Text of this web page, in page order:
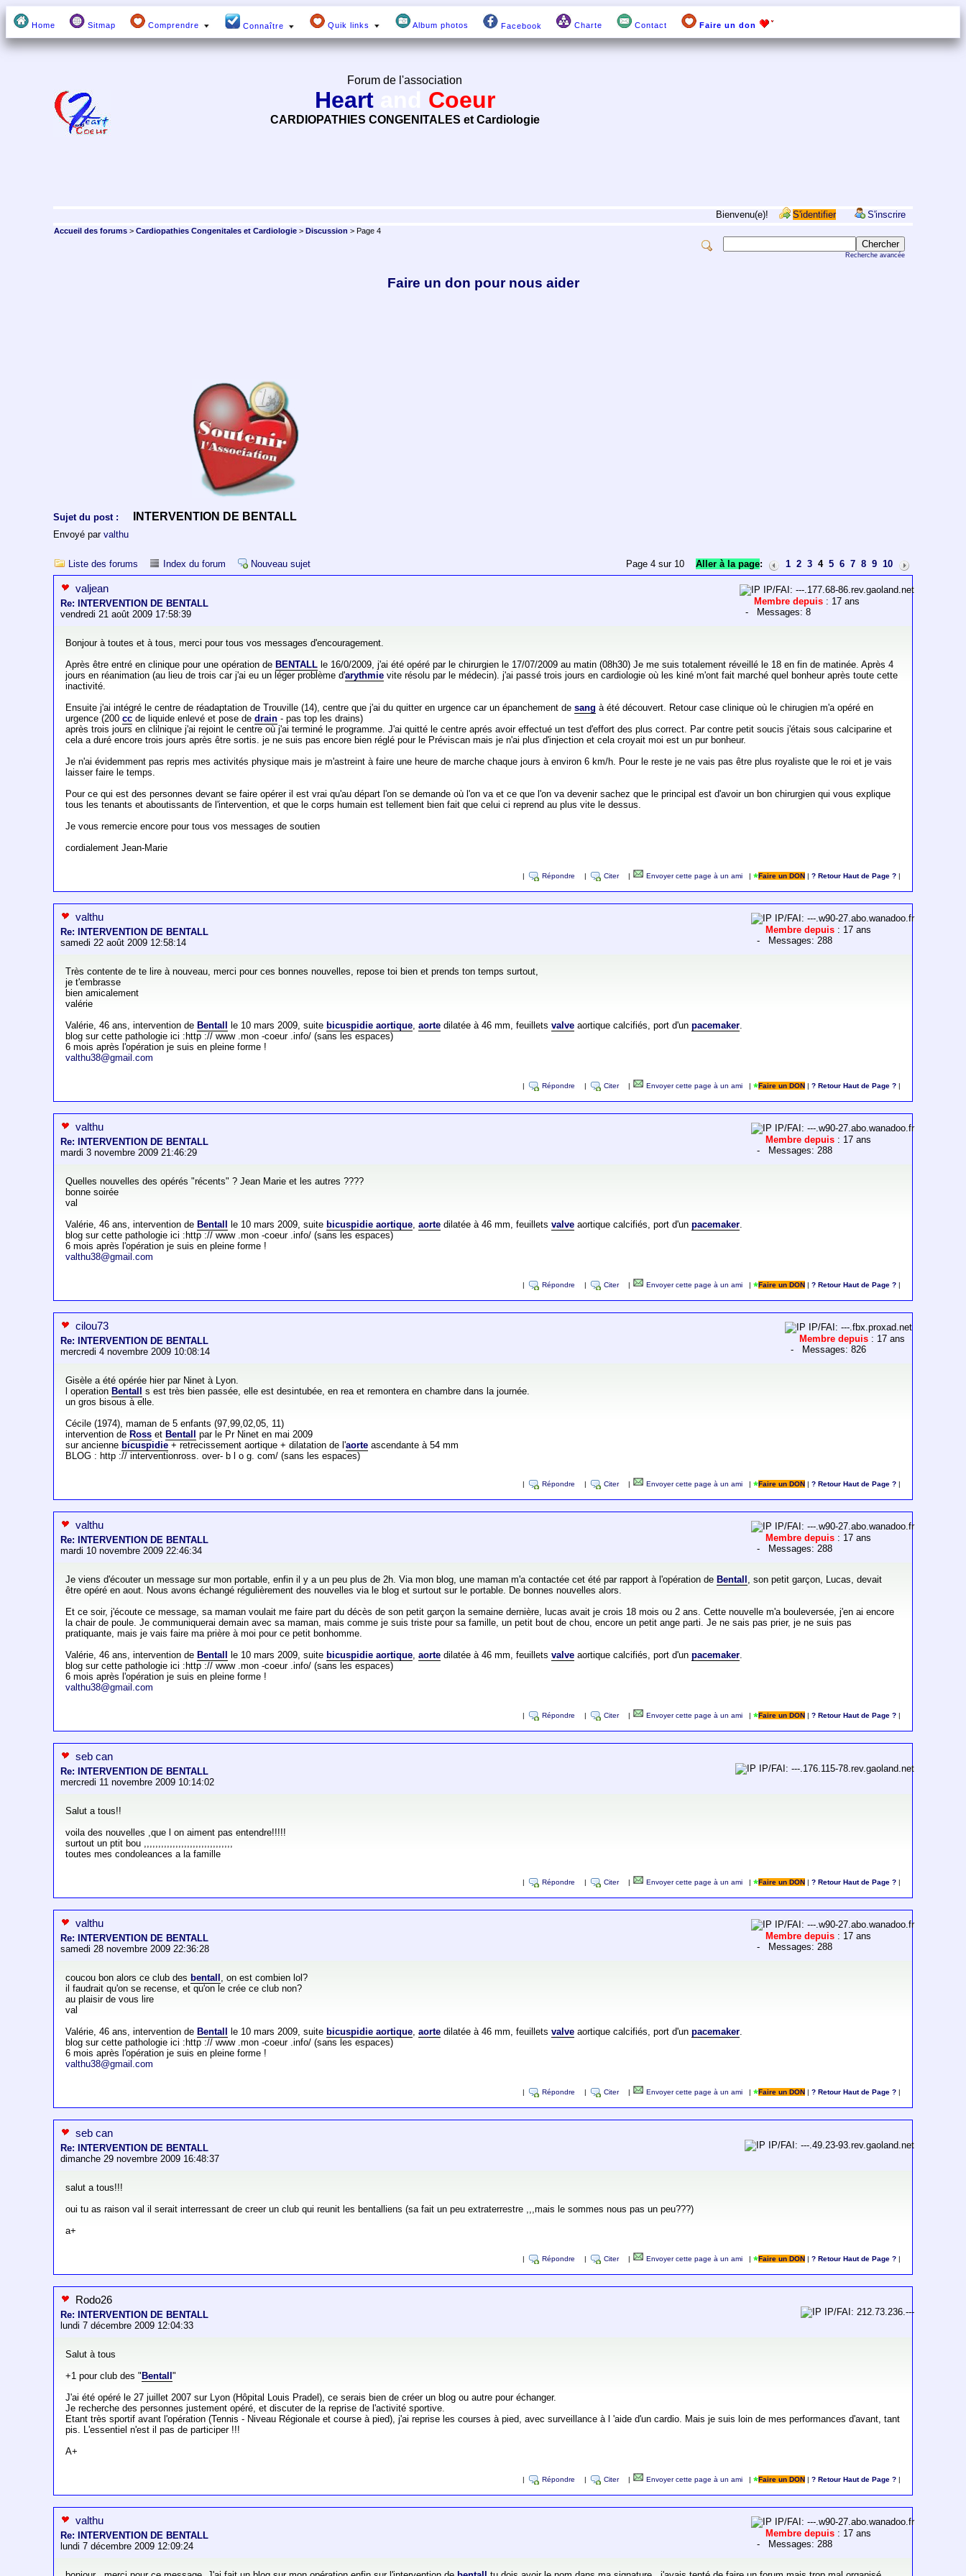
Home Sitmap Comprendre Connaître Quik links Album photos Facebook Charte Contact Faire un don
Forum de l'association
Heart Coeur
CARDIOPATHIES CONGENITALES et Cardiologie
Bienvenu(e)! S'identifier S'inscrire
Accueil des forums >Cardiopathies Congenitales et Cardiologie >Discussion > Page 4
Recherche avancée
Faire un don pour nous aider
Sujet du post : INTERVENTION DE BENTALL
Envoyé parvalthu
Liste des forums Index du forum Nouveau sujet Page 4 sur 10 Aller à la page: 1 2 3 4 5 6 7 8 9 10
valjean
Re: INTERVENTION DE BENTALL
vendredi 21 août 2009 17:58:39
IP/FAI: ---.177.68-86.rev.gaoland.net
Membre depuis : 17 ans
- Messages: 8
Bonjour à toutes et à tous, merci pour tous vos messages d'encouragement.
Après être entré en clinique pour une opération de BENTALL le 16/0/2009, j'ai été opéré par le chirurgien le 17/07/2009 au matin (08h30) Je me suis totalement réveillé le 18 en fin de matinée. Après 4
jours en réanimation (au lieu de trois car j'ai eu un léger problème d'arythmie vite résolu par le médecin). j'ai passé trois jours en cardiologie où les kiné m'ont fait marché quel bonheur après toute cette
inactivité.
Ensuite j'ai intégré le centre de réadaptation de Trouville (14), centre que j'ai du quitter en urgence car un épanchement desang à été découvert. Retour case clinique où le chirugien m'a opéré en
urgence (200cc de liquide enlevé et pose dedrain - pas top les drains)
après trois jours en clilnique j'ai rejoint le centre où j'ai terminé le programme. J'ai quitté le centre aprés avoir effectué un test d'effort des plus correct. Par contre petit soucis j'étais sous calciparine et
cela a duré encore trois jours après être sortis. je ne suis pas encore bien réglé pour le Préviscan mais je n'ai plus d'injection et cela croyait moi est un pur bonheur.
Je n'ai évidemment pas repris mes activités physique mais je m'astreint à faire une heure de marche chaque jours à environ 6 km/h. Pour le reste je ne vais pas être plus royaliste que le roi et je vais
laisser faire le temps.
Pour ce qui est des personnes devant se faire opérer il est vrai qu'au départ l'on se demande où l'on va et ce que l'on va devenir sachez que le principal est d'avoir un bon chirurgien qui vous explique
tous les tenants et aboutissants de l'intervention, et que le corps humain est tellement bien fait que celui ci reprend au plus vite le dessus.
Je vous remercie encore pour tous vos messages de soutien
cordialement Jean-Marie
Répondre Citer Envoyer cette page à un ami| Faire un DON ? Retour Haut de Page ?|
valthu
Re: INTERVENTION DE BENTALL
samedi 22 août 2009 12:58:14
IP/FAI: ---.w90-27.abo.wanadoo.fr
Membre depuis : 17 ans
- Messages: 288
Très contente de te lire à nouveau, merci pour ces bonnes nouvelles, repose toi bien et prends ton temps surtout,
je t'embrasse
bien amicalement
valérie
Valérie, 46 ans, intervention de Bentall le 10 mars 2009, suite bicuspidie aortique,aorte dilatée à 46 mm, feuilletsvalve aortique calcifiés, port d'unpacemaker.
blog sur cette pathologie ici :http :// www .mon -coeur .info/ (sans les espaces)
6 mois après l'opération je suis en pleine forme !
valthu38@gmail.com
Répondre Citer Envoyer cette page à un ami| Faire un DON ? Retour Haut de Page ?|
valthu
Re: INTERVENTION DE BENTALL
mardi 3 novembre 2009 21:46:29
IP/FAI: ---.w90-27.abo.wanadoo.fr
Membre depuis : 17 ans
- Messages: 288
Quelles nouvelles des opérés "récents" ? Jean Marie et les autres ????
bonne soirée
val
Valérie, 46 ans, intervention de Bentall le 10 mars 2009, suite bicuspidie aortique,aorte dilatée à 46 mm, feuilletsvalve aortique calcifiés, port d'unpacemaker.
blog sur cette pathologie ici :http :// www .mon -coeur .info/ (sans les espaces)
6 mois après l'opération je suis en pleine forme !
valthu38@gmail.com
Répondre Citer Envoyer cette page à un ami| Faire un DON ? Retour Haut de Page ?|
cilou73
Re: INTERVENTION DE BENTALL
mercredi 4 novembre 2009 10:08:14
IP/FAI: ---.fbx.proxad.net
Membre depuis : 17 ans
- Messages: 826
Gisèle a été opérée hier par Ninet à Lyon.
l operation Bentall
s est très bien passée, elle est desintubée, en rea et remontera en chambre dans la journée.
un gros bisous à elle.
Cécile (1974), maman de 5 enfants (97,99,02,05, 11)
intervention de Ross et Bentall
par le Pr Ninet en mai 2009
sur ancienne bicuspidie + retrecissement aortique + dilatation de l'aorte ascendante à 54 mm
BLOG : http :// interventionross. over- b l o g. com/ (sans les espaces)
Répondre Citer Envoyer cette page à un ami| Faire un DON ? Retour Haut de Page ?|
valthu
Re: INTERVENTION DE BENTALL
mardi 10 novembre 2009 22:46:34
IP/FAI: ---.w90-27.abo.wanadoo.fr
Membre depuis : 17 ans
- Messages: 288
Je viens d'écouter un message sur mon portable, enfin il y a un peu plus de 2h. Via mon blog, une maman m'a contactée cet été par rapport à l'opération de Bentall , son petit garçon, Lucas, devait
être opéré en aout. Nous avons échangé régulièrement des nouvelles via le blog et surtout sur le portable. De bonnes nouvelles alors.
Et ce soir, j'écoute ce message, sa maman voulait me faire part du décès de son petit garçon la semaine dernière, lucas avait je crois 18 mois ou 2 ans. Cette nouvelle m'a bouleversée, j'en ai encore
la chair de poule. Je communiquerai demain avec sa maman, mais comme je suis triste pour sa famille, un petit bout de chou, encore un petit ange parti. Je ne sais pas prier, je ne suis pas
pratiquante, mais je vais faire ma prière à moi pour ce petit bonhomme.
Valérie, 46 ans, intervention de Bentall le 10 mars 2009, suite bicuspidie aortique,aorte dilatée à 46 mm, feuilletsvalve aortique calcifiés, port d'unpacemaker.
blog sur cette pathologie ici :http :// www .mon -coeur .info/ (sans les espaces)
6 mois après l'opération je suis en pleine forme !
valthu38@gmail.com
Répondre Citer Envoyer cette page à un ami| Faire un DON ? Retour Haut de Page ?|
seb can
Re: INTERVENTION DE BENTALL
mercredi 11 novembre 2009 10:14:02
IP/FAI: ---.176.115-78.rev.gaoland.net
Salut a tous!!
voila des nouvelles ,que l on aiment pas entendre!!!!!
surtout un ptit bou ,,,,,,,,,,,,,,,,,,,,,,,,,,,,,,,
toutes mes condoleances a la famille
Répondre Citer Envoyer cette page à un ami| Faire un DON ? Retour Haut de Page ?|
valthu
Re: INTERVENTION DE BENTALL
samedi 28 novembre 2009 22:36:28
IP/FAI: ---.w90-27.abo.wanadoo.fr
Membre depuis : 17 ans
- Messages: 288
coucou bon alors ce club des bentall , on est combien lol?
il faudrait qu'on se recense, et qu'on le crée ce club non?
au plaisir de vous lire
val
Valérie, 46 ans, intervention de Bentall le 10 mars 2009, suite bicuspidie aortique,aorte dilatée à 46 mm, feuilletsvalve aortique calcifiés, port d'unpacemaker.
blog sur cette pathologie ici :http :// www .mon -coeur .info/ (sans les espaces)
6 mois après l'opération je suis en pleine forme !
valthu38@gmail.com
Répondre Citer Envoyer cette page à un ami| Faire un DON ? Retour Haut de Page ?|
seb can
Re: INTERVENTION DE BENTALL
dimanche 29 novembre 2009 16:48:37
IP/FAI: ---.49.23-93.rev.gaoland.net
salut a tous!!!
oui tu as raison val il serait interressant de creer un club qui reunit les bentalliens (sa fait un peu extraterrestre ,,,mais le sommes nous pas un peu???)
a+
Répondre Citer Envoyer cette page à un ami| Faire un DON ? Retour Haut de Page ?|
Rodo26
Re: INTERVENTION DE BENTALL
lundi 7 décembre 2009 12:04:33
IP/FAI: 212.73.236.---
Salut à tous
+1 pour club des " Bentall"
J'ai été opéré le 27 juillet 2007 sur Lyon (Hôpital Louis Pradel), ce serais bien de créer un blog ou autre pour échanger.
Je recherche des personnes justement opéré, et discuter de la reprise de l'activité sportive.
Etant très sportif avant l'opération (Tennis - Niveau Régionale et course à pied), j'ai reprise les courses à pied, avec surveillance à l 'aide d'un cardio. Mais je suis loin de mes performances d'avant, tant
pis. L'essentiel n'est il pas de participer !!!
A+
Répondre Citer Envoyer cette page à un ami| Faire un DON ? Retour Haut de Page ?|
valthu
Re: INTERVENTION DE BENTALL
lundi 7 décembre 2009 12:09:24
IP/FAI: ---.w90-27.abo.wanadoo.fr
Membre depuis : 17 ans
- Messages: 288